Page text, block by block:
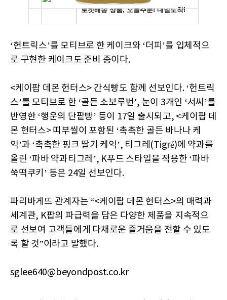
‘헌트릭스’를 모티브로 한 케이크와 ‘더피’를 입체적으
로 구현한 케이크도 준비 중이다.
<케이팝 데몬 헌터스> 간식빵도 함께 선보인다. ‘헌트릭
스’를 모티브로 한 ‘골든 소보루번’, 눈이 3개인 ‘서씨’를
반영한 ‘행운의 단팥빵’ 등이 17일 출시되고, <케이팝 데
몬 헌터스> 띠부씰이 포함된 ‘촉촉한 골든 바나나 케
익’과 ‘촉촉한 핑크 딸기 케익’, 티그레(Tigré)에 약과를
올린 ‘파바 약과티그레’, K푸드 스타일을 적용한 ‘파바
쑥떡쿠키’ 등은 24일 선보인다.
파리바게뜨 관계자는 “<케이팝 데몬 헌터스>의 매력과
세계관, K팝의 파급력을 담은 다양한 제품을 지속적으
로 선보여 고객들에게 다채로운 즐거움을 전할 수 있도
록 할 것”이라고 말했다.
sglee640@beyondpost.co.kr